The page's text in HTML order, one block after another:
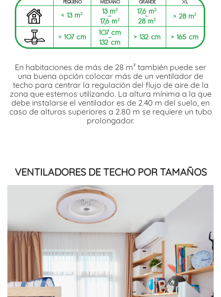
En habitaciones de más de 28 m² también puede ser
una buena opción colocar más de un ventilador de
techo para centrar la regulación del flujo de aire de la
zona que estemos utilizando. La altura mínima a la que
debe instalarse el ventilador es de 2.40 m del suelo, en
caso de alturas superiores a 2.80 m se requiere un tubo
prolongador.
VENTILADORES DE TECHO POR TAMAÑOS